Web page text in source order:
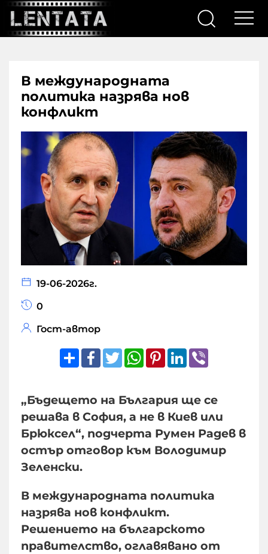
В международната
политика назрява нов
конфликт
19-06-2026г.
0
Гост-автор
ShareFacebook
TwitterWhatsApp
Pinterest
LinkedIn
„Бъдещето на България ще се
решава в София, а не в Киев или
Брюксел“, подчерта Румен Радев в
остър отговор към Володимир
Зеленски.
В международната политика
назрява нов конфликт.
Решението на българското
правителство, оглавявано от